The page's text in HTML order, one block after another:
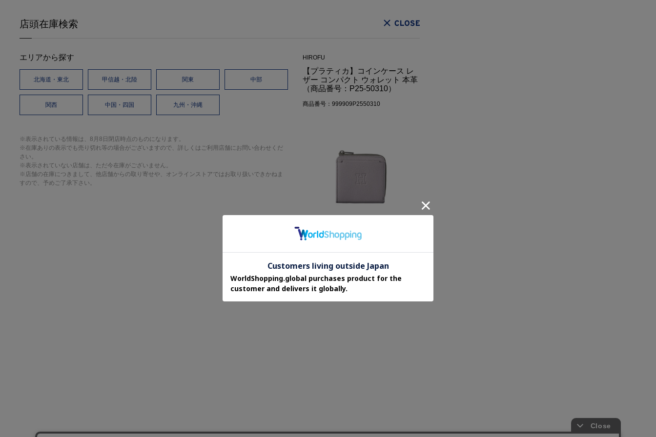
店頭在庫検索
エリアから探す
北海道・東北 甲信越・北陸 関東 中部
関西 中国・四国 九州・沖縄
※表示されている情報は、8月8日閉店時点のものになります。
※在庫ありの表示でも売り切れ等の場合がございますので、詳しくはご利用店舗にお問い合わせくだ
さい。
※表示されていない店舗は、ただ今在庫がございません。
※店舗の在庫につきまして、他店舗からの取り寄せや、オンラインストアではお取り扱いできかねま
すので、予めご了承下さい。
HIROFU
【プラティカ】コインケース レ
ザー コンパクト ウォレット 本革
（商品番号：P25-50310）
商品番号：999909P2550310